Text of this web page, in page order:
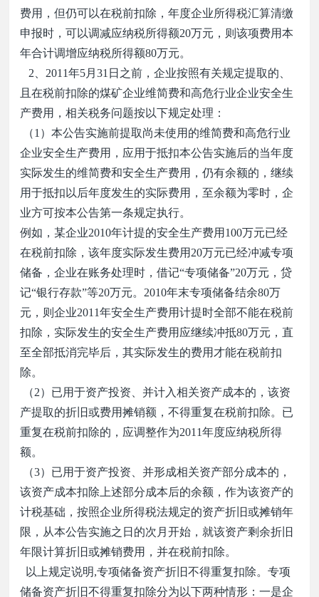
费用，但仍可以在税前扣除，年度企业所得税汇算清缴
申报时，可以调减应纳税所得额20万元，则该项费用本
年合计调增应纳税所得额80万元。
2
2011年5月31 日之前，企业按照有关规定提取的、
且在税前扣除的煤矿企业维简费和高危行业企业安全生
产费用，相关税务问题按以下规定处理：
（1 ）本公告实施前提取尚未使用的维简费和高危行业
企业安全生产费用，应用于抵扣本公告实施后的当年度
实际发生的维简费和安全生产费用，仍有余额的，继续
用于抵扣以后年度发生的实际费用，至余额为零时，企
业方可按本公告第一条规定执行。
例如，某企业2010年计提的安全生产费用 100万元已经
在税前扣除，该年度实际发生费用 20万元已经冲减专项
储备，企业在账务处理时，借记“专项储备”20万元，贷
记“银行存款”等20万元。 2010年末专项储备结余80万
元，则企业2011年安全生产费用计提时全部不能在税前
扣除，实际发生的安全生产费用应继续冲抵80万元，直
至全部抵消完毕后，其实际发生的费用才能在税前扣
除。
（2）已用于资产投资、并计入相关资产成本的，该资
产提取的折旧或费用摊销额，不得重复在税前扣除。已
重复在税前扣除的，应调整作为2011年度应纳税所得
额。
（3）已用于资产投资、并形成相关资产部分成本的，
该资产成本扣除上述部分成本后的余额，作为该资产的
计税基础，按照企业所得税法规定的资产折旧或摊销年
限，从本公告实施之日的次月开始，就该资产剩余折旧
年限计算折旧或摊销费用，并在税前扣除。
以上规定说明,专项储备资产折旧不得重复扣除。专项
储备资产折旧不得重复扣除分为以下两种情形：一是企